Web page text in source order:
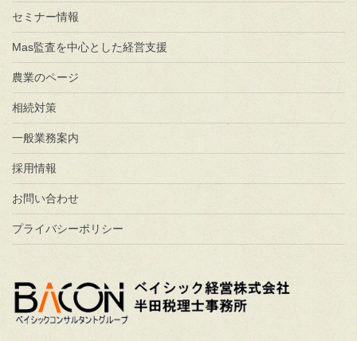
セミナー情報
Mas監査を中心とした経営支援
農業のページ
相続対策
一般業務案内
採用情報
お問い合わせ
プライバシーポリシー